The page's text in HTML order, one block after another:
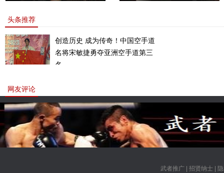
头条推荐
创造历史 成为传奇！中国空手道
名将宋敏捷勇夺亚洲空手道第三
名。
网友评论
武者推广| 招贤纳士|